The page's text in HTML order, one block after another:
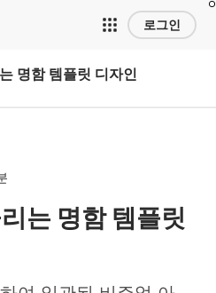
로그인
명함 템플릿 디자인
는 명함 템플릿